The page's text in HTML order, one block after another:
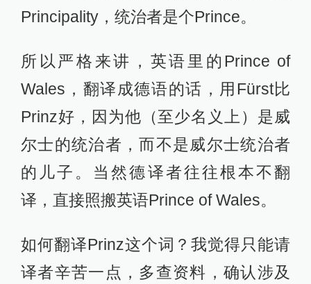
Principality，统治者是个Prince。
所以严格来讲，英语里的Prince of
Wales，翻译成德语的话，用Fürst比
Prinz好，因为他（至少名义上）是威
尔士的统治者，而不是威尔士统治者
的儿子。当然德译者往往根本不翻
译，直接照搬英语Prince of Wales。
如何翻译Prinz这个词？我觉得只能请
译者辛苦一点，多查资料，确认涉及